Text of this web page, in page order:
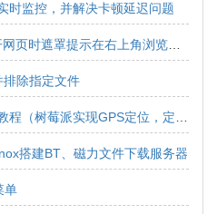
时监控，并解决卡顿延迟问题
用Javascript实现微信中打开网页时遮罩提示在右上角浏览器中打开效果
除指定文件
树莓派下GPS模块使用详细教程（树莓派实现GPS定位，定位获取，经纬度获取）
搭建BT、磁力文件下载服务器
单